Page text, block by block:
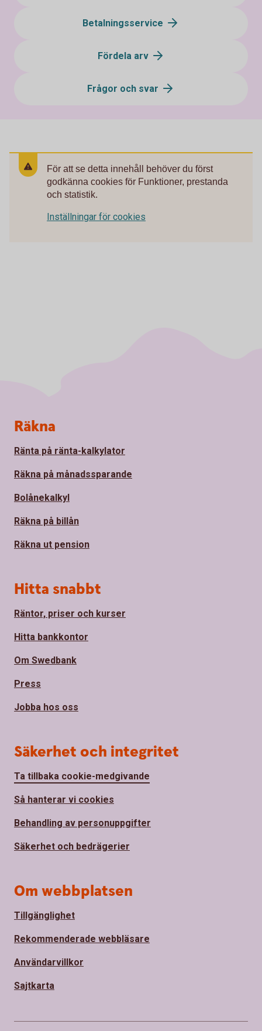
Betalningsservice
Fördela arv
Frågor och svar
För att se detta innehåll behöver du först
godkänna cookies för Funktioner, prestanda
och statistik.
Inställningar för cookies
Sidfot
Räkna
Ränta på ränta-kalkylator
Räkna på månadssparande
Bolånekalkyl
Räkna på billån
Räkna ut pension
Hitta snabbt
Räntor, priser och kurser
Hitta bankkontor
Om Swedbank
Press
Jobba hos oss
Säkerhet och integritet
Ta tillbaka cookie-medgivande
Så hanterar vi cookies
Behandling av personuppgifter
Säkerhet och bedrägerier
Om webbplatsen
Tillgänglighet
Rekommenderade webbläsare
Användarvillkor
Sajtkarta